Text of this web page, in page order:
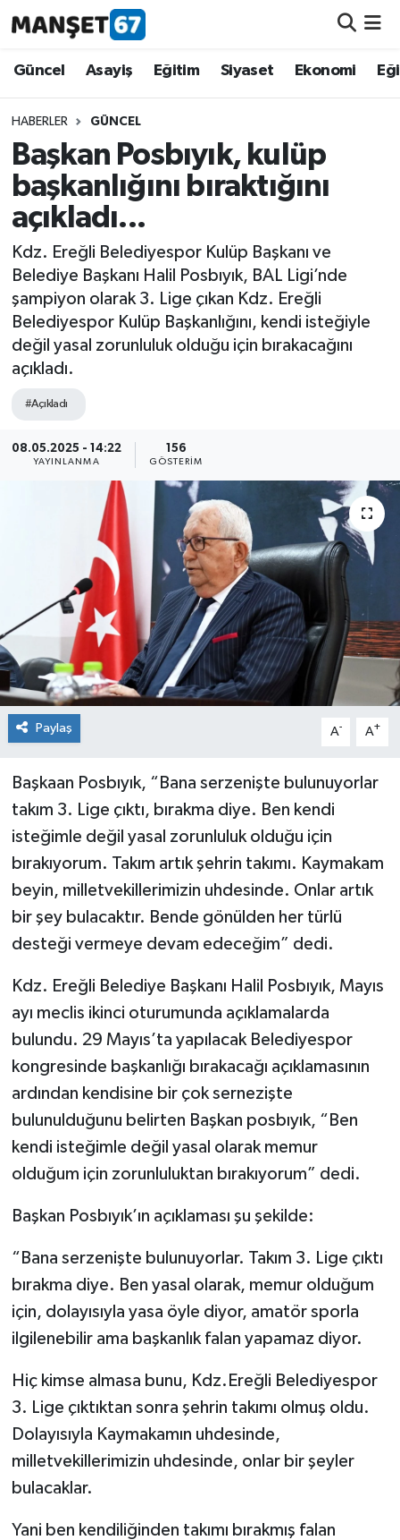
Güncel Asayiş Eğitim Siyaset Ekonomi
HABERLER GÜNCEL
Başkan Posbıyık, kulüp
başkanlığını bıraktığını
açıkladı...
Kdz. Ereğli Belediyespor Kulüp Başkanı ve
Belediye Başkanı Halil Posbıyık, BAL Ligi’nde
şampiyon olarak 3. Lige çıkan Kdz. Ereğli
Belediyespor Kulüp Başkanlığını, kendi isteğiyle
değil yasal zorunluluk olduğu için bırakacağını
açıkladı.
#Açıkladı
08.05.2025 - 14:22
YAYINLANMA
156
GÖSTERIM
Paylaş A- A+
Başkaan Posbıyık, “Bana serzenişte bulunuyorlar
takım 3. Lige çıktı, bırakma diye. Ben kendi
isteğimle değil yasal zorunluluk olduğu için
bırakıyorum. Takım artık şehrin takımı. Kaymakam
beyin, milletvekillerimizin uhdesinde. Onlar artık
bir şey bulacaktır. Bende gönülden her türlü
desteği vermeye devam edeceğim” dedi.
Kdz. Ereğli Belediye Başkanı Halil Posbıyık, Mayıs
ayı meclis ikinci oturumunda açıklamalarda
bulundu. 29 Mayıs’ta yapılacak Belediyespor
kongresinde başkanlığı bırakacağı açıklamasının
ardından kendisine bir çok sernezişte
bulunulduğunu belirten Başkan posbıyık, “Ben
kendi isteğimle değil yasal olarak memur
olduğum için zorunluluktan bırakıyorum” dedi.
Başkan Posbıyık’ın açıklaması şu şekilde:
“Bana serzenişte bulunuyorlar. Takım 3. Lige çıktı
bırakma diye. Ben yasal olarak, memur olduğum
için, dolayısıyla yasa öyle diyor, amatör sporla
ilgilenebilir ama başkanlık falan yapamaz diyor.
Hiç kimse almasa bunu, Kdz.Ereğli Belediyespor
3. Lige çıktıktan sonra şehrin takımı olmuş oldu.
Dolayısıyla Kaymakamın uhdesinde,
milletvekillerimizin uhdesinde, onlar bir şeyler
bulacaklar.
Yani ben kendiliğinden takımı bırakmış falan
Güncel
Asayiş
Siyaset
Spor
Eğitim
Ekonomi
Kültür-Sanat
Röportaj
Teknoloji